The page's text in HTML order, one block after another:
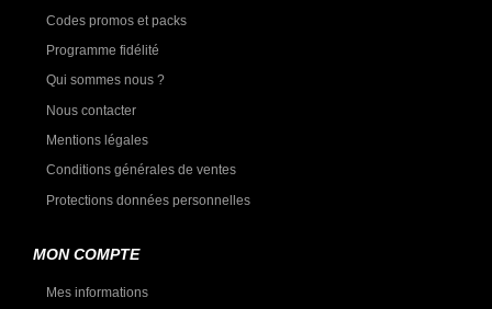
Codes promos et packs
Programme fidélité
Qui sommes nous ?
Nous contacter
Mentions légales
Conditions générales de ventes
Protections données personnelles
MON COMPTE
Mes informations